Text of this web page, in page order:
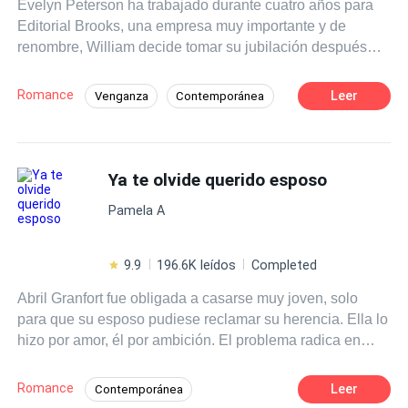
él hará hasta lo imposible para mantenerla cautiva, presa
de su soberbia y posesivo amor.
Evelyn Peterson ha trabajado durante cuatro años para
Editorial Brooks, una empresa muy importante y de
renombre, William decide tomar su jubilación después
planes, Jack Brooks, el hijo menor de William, regresa a
la ciudad para tomar el lugar de su padre, pero detrás de
de guerra dentro de la editorial, pero, cuando menos lo
piensan, cruzan esa línea jefe-empleada, llevándolos a
situaciones que se salen de sus manos al mismo tiempo
registrada bajo derechos de autor Código de registro:
Romance Venganza Contemporánea
Relación en la Oficina
Leer
Ya te olvide querido esposo
Pamela A
9.9 196.6K leídos Completed
Abril Granfort fue obligada a casarse muy joven, solo
para que su esposo pudiese reclamar su herencia. Ella lo
hizo por amor, él por ambición. El problema radica en
lugar de morir de amor, resurgen de las cenizas, y se
vuelve toda una mujer que, al regreso de Dante, captura
Romance Contemporánea Leer